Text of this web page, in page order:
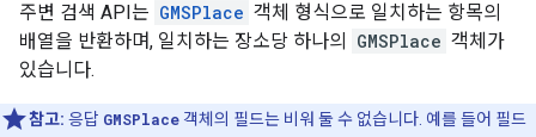
주변 검색 API는 GMSPlace 객체 형식으로 일치하는 항목의
배열을 반환하며, 일치하는 장소당 하나의
GMSPlace 객체가
있습니다.
참고: 응답 GMSPlace 객체의 필드는 비워 둘 수 없습니다. 예를 들어 필드